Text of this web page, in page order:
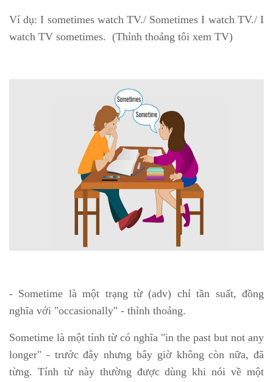
Ví dụ: I sometimes watch TV./ Sometimes I watch TV./ I
watch TV sometimes. (Thỉnh thoảng tôi xem TV)
- Sometime là một trạng từ (adv) chỉ tần suất, đồng
nghĩa với "occasionally" - thỉnh thoảng.
Sometime là một tính từ có nghĩa "in the past but not any
longer" - trước đây nhưng bây giờ không còn nữa, đã
từng. Tính từ này thường được dùng khi nói về một